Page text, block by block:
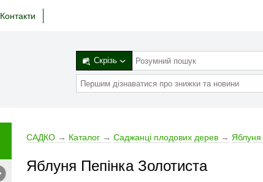
Контакти
Скрізь
САДКО → Каталог → Cаджанці плодових дерев → Яблуня
Яблуня Пепінка Золотиста